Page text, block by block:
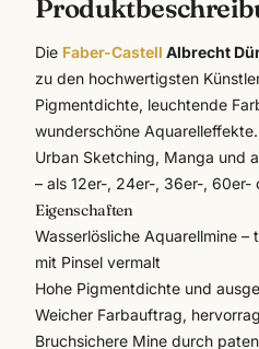
Die Faber-Castell Albrecht
zu den hochwertigsten
Pigmentdichte, leuchtende
wunderschöne
Urban Sketching, Manga und
– als 12er-, 24er-, 36er-, 60er-
Eigenschaften
Wasserlösliche Aquarellmine
mit Pinsel vermalt
Hohe Pigmentdichte und
Weicher Farbauftrag,
Bruchsichere Mine durch